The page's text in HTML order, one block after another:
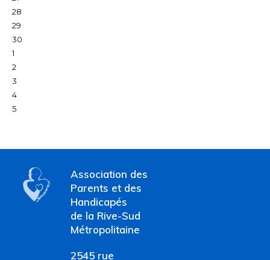
28
29
30
1
2
3
4
5
Association des
Parents et des
Handicapés
de la Rive-Sud
Métropolitaine
2545 rue